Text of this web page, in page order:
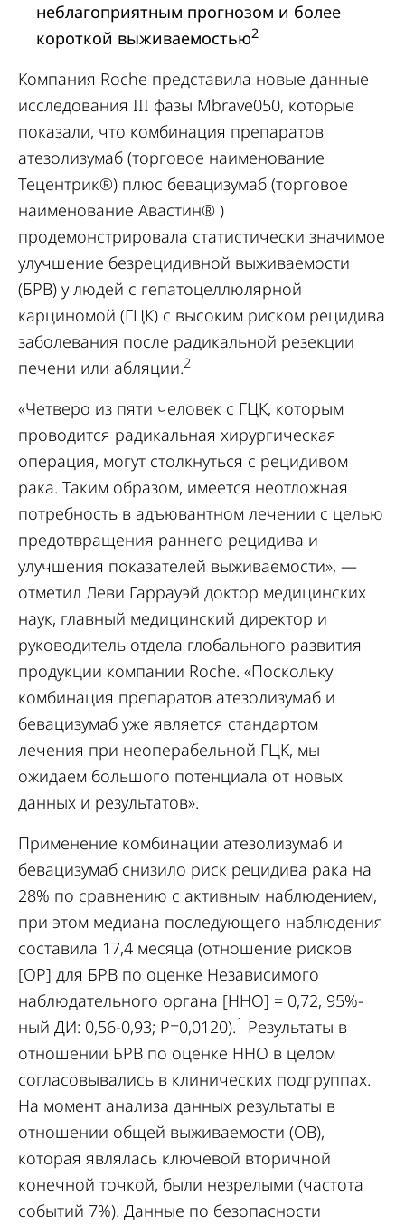
неблагоприятным прогнозом и более
короткой выживаемостью2
Компания Roche представила новые данные
исследования III фазы Mbrave050, которые
показали, что комбинация препаратов
атезолизумаб (торговое наименование
Тецентрик®) плюс бевацизумаб (торговое
наименование Авастин® )
продемонстрировала статистически значимое
улучшение безрецидивной выживаемости
(БРВ) у людей с гепатоцеллюлярной
карциномой (ГЦК) с высоким риском рецидива
заболевания после радикальной резекции
печени или абляции.2
«Четверо из пяти человек с ГЦК, которым
проводится радикальная хирургическая
операция, могут столкнуться с рецидивом
рака. Таким образом, имеется неотложная
потребность в адъювантном лечении с целью
предотвращения раннего рецидива и
улучшения показателей выживаемости», —
отметил Леви Гаррауэй доктор медицинских
наук, главный медицинский директор и
руководитель отдела глобального развития
продукции компании Roche. «Поскольку
комбинация препаратов атезолизумаб и
бевацизумаб уже является стандартом
лечения при неоперабельной ГЦК, мы
ожидаем большого потенциала от новых
данных и результатов».
Применение комбинации атезолизумаб и
бевацизумаб снизило риск рецидива рака на
28% по сравнению с активным наблюдением,
при этом медиана последующего наблюдения
составила 17,4 месяца (отношение рисков
[ОР] для БРВ по оценке Независимого
наблюдательного органа [ННО] = 0,72, 95%-
ный ДИ: 0,56-0,93; P=0,0120).1 Результаты в
отношении БРВ по оценке ННО в целом
согласовывались в клинических подгруппах.
На момент анализа данных результаты в
отношении общей выживаемости (ОВ),
которая являлась ключевой вторичной
конечной точкой, были незрелыми (частота
событий 7%). Данные по безопасности